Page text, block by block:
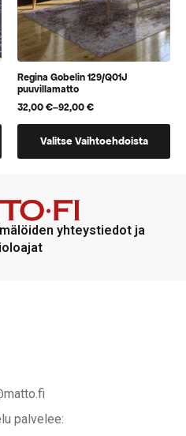
Regina Gobelin 129/Q01J
puuvillamatto
32,00€–92,00€
Hintaluokka:
32,00 €
92,00 €
Valitse Vaihtoehdoista
tuotteella
muunnelma.
Voit
tehdä
valinnat
yhteystiedot ja
palvelee: